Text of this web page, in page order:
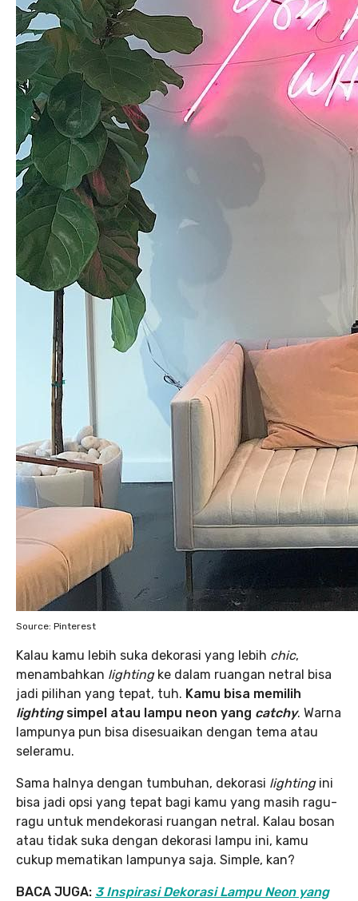
Source: Pinterest
Kalau kamu lebih suka dekorasi yang lebih chic,
menambahkan lightingke dalam ruangan netral bisa
jadi pilihan yang tepat, tuh. Kamu bisa memilih
lightingsimpel atau lampu neon yang catchy. Warna
lampunya pun bisa disesuaikan dengan tema atau
seleramu.
Sama halnya dengan tumbuhan, dekorasi lightingini
bisa jadi opsi yang tepat bagi kamu yang masih ragu-
ragu untuk mendekorasi ruangan netral. Kalau bosan
atau tidak suka dengan dekorasi lampu ini, kamu
cukup mematikan lampunya saja. Simple, kan?
BACA JUGA: 3 Inspirasi Dekorasi Lampu Neon yang